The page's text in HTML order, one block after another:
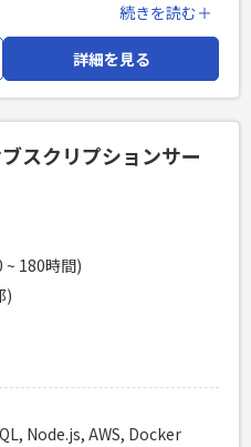
ューニングを対応していただ
開発経験4年以上
以上
開発経験
続きを読む＋
詳細を見る
スクリプションサー
~ 180時間)
)
Node.js, AWS, Docker